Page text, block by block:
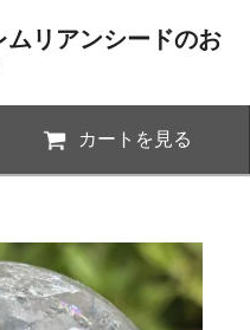
ムリアンシードのお
カートを見る